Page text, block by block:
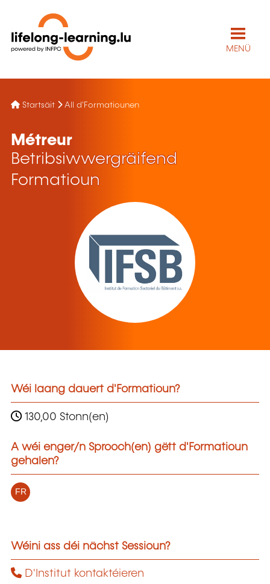
MENÜ
Startsäit All d'Formatiounen
Métreur
Betribsiwwergräifend
Formatioun
Wéi laang dauert d'Formatioun?
130,00 Stonn(en)
A wéi enger/n Sprooch(en) gëtt d'Formatioun
gehalen?
FR
Wéini ass déi nächst Sessioun?
D'Institut kontaktéieren